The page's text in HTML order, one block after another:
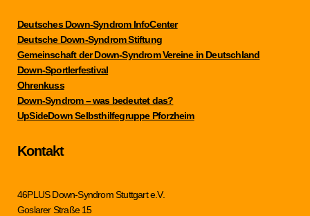
Deutsches Down-Syndrom InfoCenter
Deutsche Down-Syndrom Stiftung
Gemeinschaft der Down-Syndrom Vereine in Deutschland
Down-Sportlerfestival
Ohrenkuss
Down-Syndrom – was bedeutet das?
UpSideDown Selbsthilfegruppe Pforzheim
Kontakt
46PLUS Down-Syndrom Stuttgart e.V.
Goslarer Straße 15